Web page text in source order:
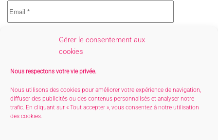
Gérer le consentement aux
cookies
Nous respectons votre vie privée.
Nous utilisons des cookies pour améliorer votre expérience de navigation,
diffuser des publicités ou des contenus personnalisés et analyser notre
trafic. En cliquant sur « Tout accepter », vous consentez à notre utilisation
des cookies.